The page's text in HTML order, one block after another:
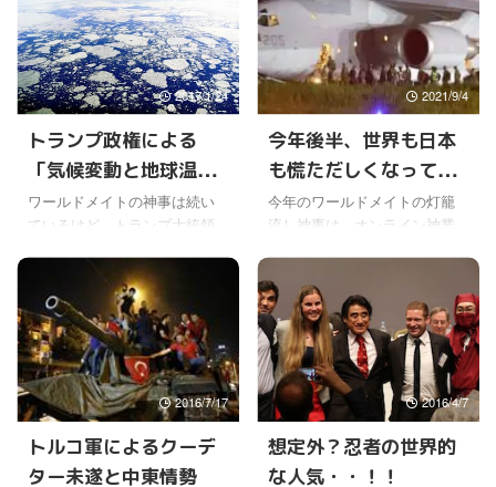
2017/1/24
トランプ政権による
「気候変動と地球温暖
化問題」政策転換の動
き
ワールドメイトの神事は続い
ているけど、トランプ大統領
で進めていたことを覆したり
見直す発言が、いよいよ現実
に向けて動き出している。 ト
ランプ大統領が何度も言って
いる「アメリカ・ファース
ト」は、要するにアメリカの
経済を最優先する政策、アメ
リカ本土を守る政策を、今後
最優先で行うということだよ
ね。 そして「権力をワシント
2021/9/4
今年後半、世界も日本
も慌ただしくなってき
た
今年のワールドメイトの灯籠
流し神事は、オンライン神業
ったのが20日ということで、
例年よりもずいぶん遅くなっ
たけどね。そのせいか始まっ
た時の感動も大きかったけ
ど。 それにしてもデルタ株の
流行で、世界の感染状況もま
た大きく変わってしまった。
日本でも、ここまで感染者が
増えるとは思わなかった。今
2016/7/17
トルコ軍によるクーデ
ター未遂と中東情勢
2016/4/7
想定外？忍者の世界的
な人気・・！！